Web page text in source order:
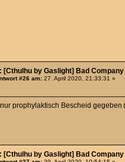
[Cthulhu by Gaslight] Bad
#26 am: 27. April 2020, 21:33:31 »
nur prophylaktisch Bescheid gegeben
[Cthulhu by Gaslight] Bad